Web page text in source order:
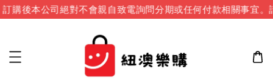
後本公司絕對不會親自致電詢問分期或任何付款相關事宜。請